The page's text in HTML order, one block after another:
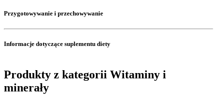
Przygotowywanie i przechowywanie
Informacje dotyczące suplementu diety
Produkty z kategorii Witaminy i
minerały